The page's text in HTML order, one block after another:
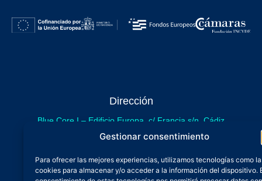
Gestionar consentimiento
Para ofrecer las mejores experiencias, utilizamos tecnologías como
cookies para almacenar y/o acceder a la información del dispositivo.
Dirección
Blue Core I – Edificio Europa, c/ Francia s/n. Cádiz
sede provisional de Blue Core - Incubazul
próximamente.
Teléfono y Whatsapp